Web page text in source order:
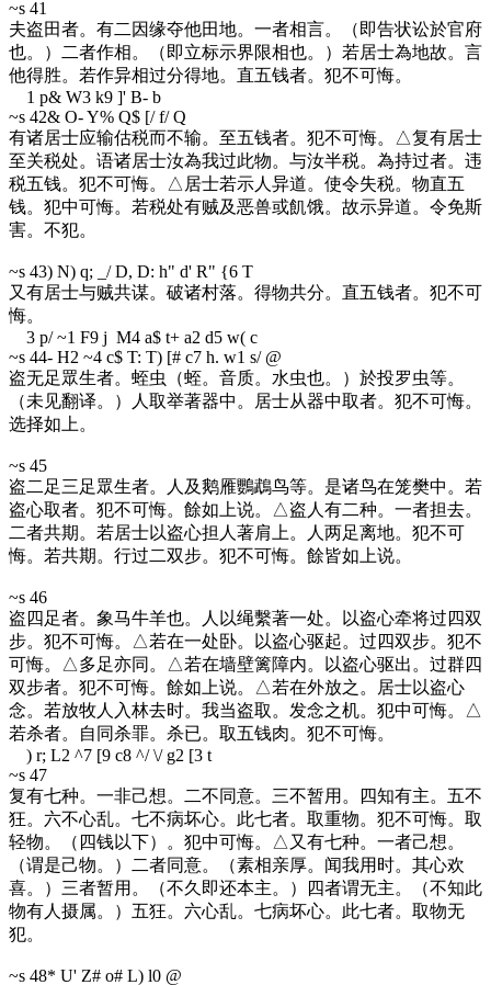
~s 41
夫盗田者。有二因缘夺他田地。一者相言。（即告状讼於官府
也。）二者作相。（即立标示界限相也。）若居士為地故。言
他得胜。若作异相过分得地。直五钱者。犯不可悔。
1 p& W3 k9 ]' B- b
~s 42& O- Y% Q$ [/ f/ Q
有诸居士应输估税而不输。至五钱者。犯不可悔。△复有居士
至关税处。语诸居士汝為我过此物。与汝半税。為持过者。违
税五钱。犯不可悔。△居士若示人异道。使令失税。物直五
钱。犯中可悔。若税处有贼及恶兽或飢饿。故示异道。令免斯
害。不犯。
~s 43) N) q; _/ D, D: h" d' R" {6 T
又有居士与贼共谋。破诸村落。得物共分。直五钱者。犯不可
悔。
3 p/ ~1 F9 j M4 a$ t+ a2 d5 w( c
~s 44- H2 ~4 c$ T: T) [# c7 h. w1 s/ @
盗无足眾生者。蛭虫（蛭。音质。水虫也。）於投罗虫等。
（未见翻译。）人取举著器中。居士从器中取者。犯不可悔。
选择如上。
~s 45
盗二足三足眾生者。人及鹅雁鸚鵡鸟等。是诸鸟在笼樊中。若
盗心取者。犯不可悔。餘如上说。△盗人有二种。一者担去。
二者共期。若居士以盗心担人著肩上。人两足离地。犯不可
悔。若共期。行过二双步。犯不可悔。餘皆如上说。
~s 46
盗四足者。象马牛羊也。人以绳繫著一处。以盗心牵将过四双
步。犯不可悔。△若在一处卧。以盗心驱起。过四双步。犯不
可悔。△多足亦同。△若在墙壁篱障内。以盗心驱出。过群四
双步者。犯不可悔。餘如上说。△若在外放之。居士以盗心
念。若放牧人入林去时。我当盗取。发念之机。犯中可悔。△
若杀者。自同杀罪。杀已。取五钱肉。犯不可悔。
) r; L2 ^7 [9 c8 ^/ \/ g2 [3 t
~s 47
复有七种。一非己想。二不同意。三不暂用。四知有主。五不
狂。六不心乱。七不病坏心。此七者。取重物。犯不可悔。取
轻物。（四钱以下）。犯中可悔。△又有七种。一者己想。
（谓是己物。）二者同意。（素相亲厚。闻我用时。其心欢
喜。）三者暂用。（不久即还本主。）四者谓无主。（不知此
物有人摄属。）五狂。六心乱。七病坏心。此七者。取物无
犯。
~s 48* U' Z# o# L) l0 @